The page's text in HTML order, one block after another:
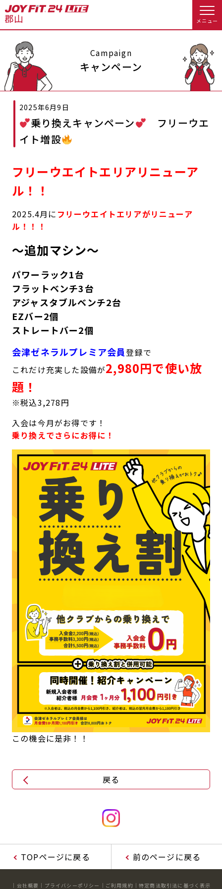
メニュー
店舗トップ
会員様向けのご案内
会員の方へトップ
会員様へのお知らせ
よくあるご質問 店舗へのお問い合わせ
入会のお手続きをする
料金・サービス等詳しく見る
アクセス
見学・体験
入会方法 よくあるご質問
店舗へのお問い合わせ
JOYFIT総合トップ
JOYFIT24
JOYFIT+
Campaign
キャンペーン
2025年6月9日
乗り換えキャンペーン
フリーウエ
イト増設
フリーウエイトエリアリニューア
ル！！
2025.4月に フリーウエイトエリアがリニューア
ル！！！
～追加マシン～
パワーラック1台
フラットベンチ3台
アジャスタブルベンチ2台
EZバー2個
ストレートバー2個
会津ゼネラルプレミア会員登録で
これだけ充実した設備が2,980円で使い放
題！
※税込3,278円
入会は今月がお得です！
乗り換えでさらにお得に！
この機会に是非！！
戻る
TOPページに戻る 前のページに戻る
会社概要 プライバシーポリシー ご利用規約 特定商法取引法に基づく表示